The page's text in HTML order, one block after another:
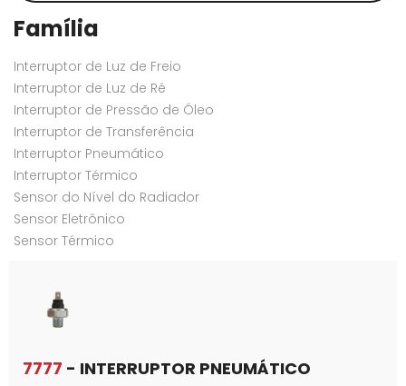
Família
Interruptor de Luz de Freio
Interruptor de Luz de Ré
Interruptor de Pressão de Óleo
Interruptor de Transferência
Interruptor Pneumático
Interruptor Térmico
Sensor do Nível do Radiador
Sensor Eletrônico
Sensor Térmico
7777 - INTERRUPTOR PNEUMÁTICO